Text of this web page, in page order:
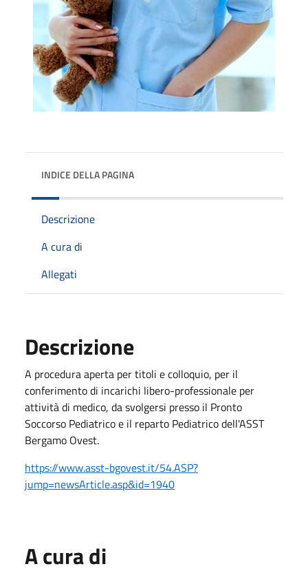
INDICE DELLA PAGINA
Descrizione
A cura di
Allegati
Descrizione
A procedura aperta per titoli e colloquio, per il
conferimento di incarichi libero-professionale per
attività di medico, da svolgersi presso il Pronto
Soccorso Pediatrico e il reparto Pediatrico dell'ASST
Bergamo Ovest.
https://www.asst-bgovest.it/54.ASP?
jump=newsArticle.asp&id=1940
A cura di